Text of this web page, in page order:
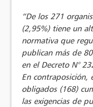
“De los 271
(2,95%) tiene un
normativa que
publican más de
en el Decreto N°
En contraposición,
obligados (168)
las exigencias de